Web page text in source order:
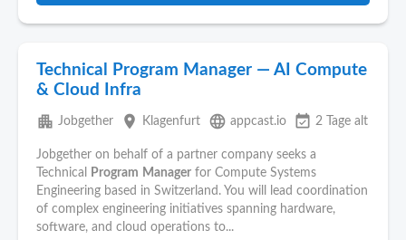
Technical Program Manager — AI Compute
& Cloud Infra
apartment Jobgether place Klagenfurt language appcast.io event_available 2 Tage alt
Jobgether on behalf of a partner company seeks a
Technical
Program Manager for Compute Systems
Engineering based in Switzerland. You will lead coordination
of complex engineering initiatives spanning hardware,
software, and cloud operations to...